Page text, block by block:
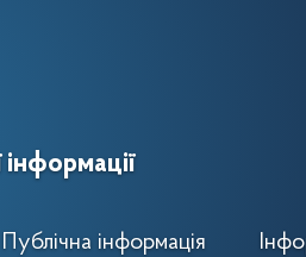
Публічна інформація